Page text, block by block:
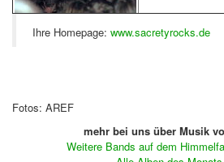
Ihre Homepage: www.sacretyrocks.de
Fotos: AREF
mehr bei uns über Musik
Weitere Bands auf dem